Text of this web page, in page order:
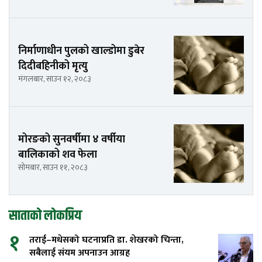
निर्माणाधीन पुलको खाल्डोमा डुबेर
दिदीबहिनीको मृत्यु
मंगलबार, साउन १२, २०८३
मोरङको सुनवर्षीमा ४ वर्षीया
बालिकाको शव फेला
सोमबार, साउन ११, २०८३
साताको लोकप्रिय
१
तराई–मधेसको घटनाप्रति डा. शेखरको चिन्ता,
सबैलाई संयम अपनाउन आग्रह